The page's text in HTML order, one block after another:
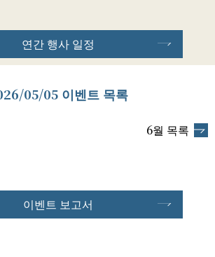
연간 행사 일정
05/05 이벤트 목록
6월 목록
이벤트 보고서